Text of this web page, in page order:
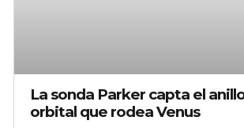
La sonda Parker capta el
orbital que rodea Venus